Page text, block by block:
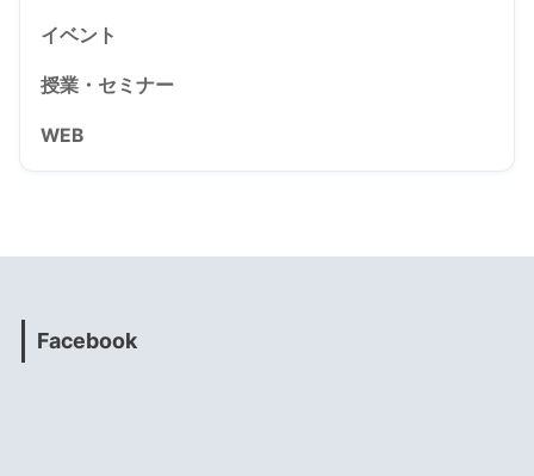
イベント
授業・セミナー
WEB
Facebook